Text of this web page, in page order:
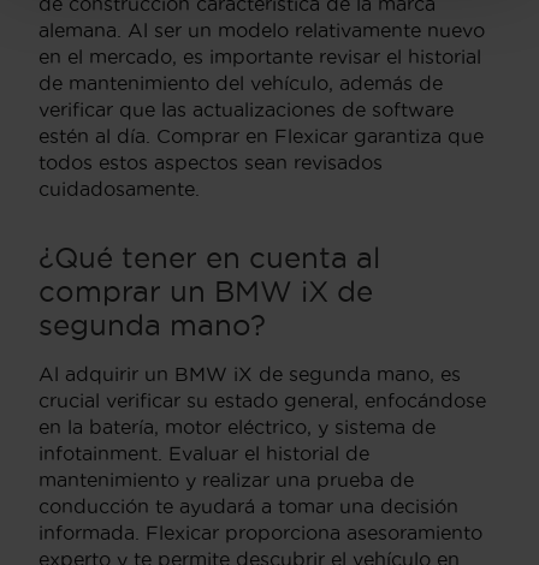
alemana. Al ser un modelo relativamente nuevo
en el mercado, es importante revisar el historial
de mantenimiento del vehículo, además de
verificar que las actualizaciones de software
estén al día. Comprar en Flexicar garantiza que
todos estos aspectos sean revisados
cuidadosamente.
¿Qué tener en cuenta al
comprar un BMW iX de
segunda mano?
Al adquirir un BMW iX de segunda mano, es
crucial verificar su estado general, enfocándose
en la batería, motor eléctrico, y sistema de
infotainment. Evaluar el historial de
mantenimiento y realizar una prueba de
conducción te ayudará a tomar una decisión
informada. Flexicar proporciona asesoramiento
experto y te permite descubrir el vehículo en